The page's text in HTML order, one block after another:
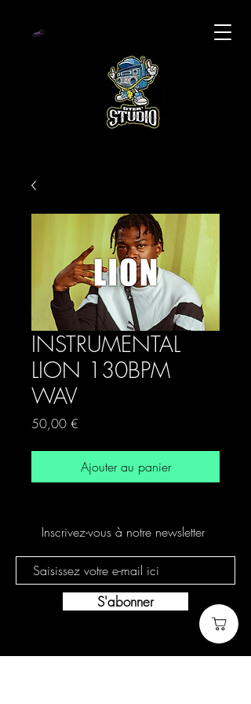
INSTRUMENTAL
LION 130BPM
WAV
50,00 €
Ajouter au panier
Inscrivez-vous à notre newsletter
S'abonner